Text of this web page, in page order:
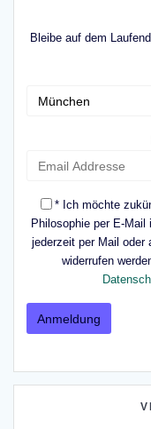
Bleibe auf dem
* Ich möchte
Philosophie per E-
jederzeit per Mail oder
widerrufen